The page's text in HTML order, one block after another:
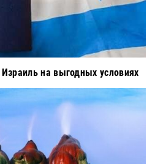
на выгодных условиях